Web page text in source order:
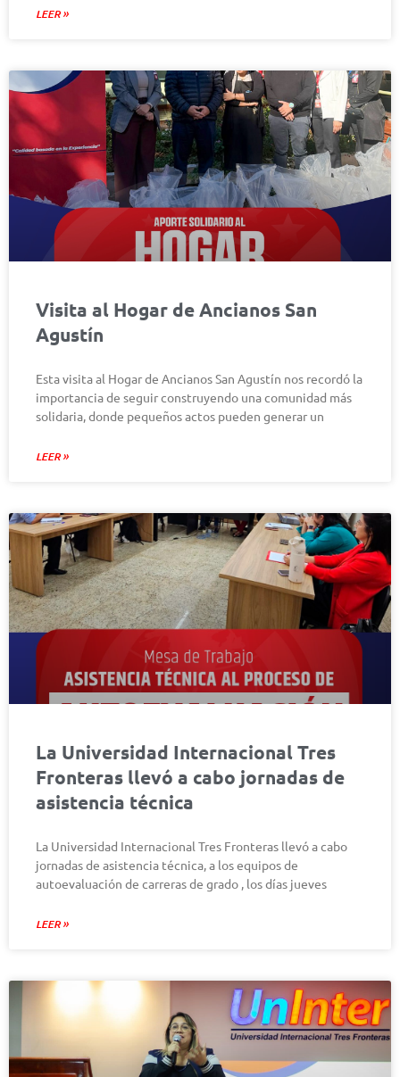
LEER »
Visita al Hogar de Ancianos San
Agustín
Esta visita al Hogar de Ancianos San Agustín nos recordó la
importancia de seguir construyendo una comunidad más
solidaria, donde pequeños actos pueden generar un
LEER »
La Universidad Internacional Tres
Fronteras llevó a cabo jornadas de
asistencia técnica
La Universidad Internacional Tres Fronteras llevó a cabo
jornadas de asistencia técnica, a los equipos de
autoevaluación de carreras de grado , los días jueves
LEER »